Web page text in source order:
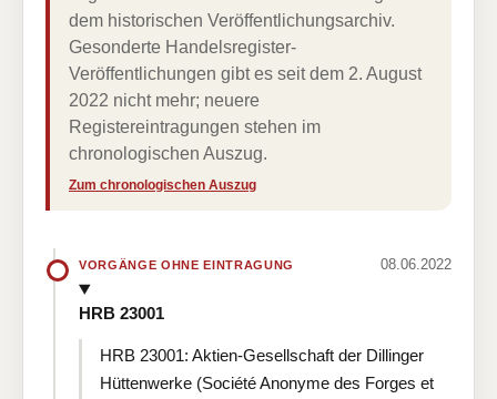
dem historischen Veröffentlichungsarchiv.
Gesonderte Handelsregister-
Veröffentlichungen gibt es seit dem 2. August
2022 nicht mehr; neuere
Registereintragungen stehen im
chronologischen Auszug.
Zum chronologischen Auszug
VORGÄNGE OHNE EINTRAGUNG 08.06.2022
HRB 23001
HRB 23001: Aktien-Gesellschaft der Dillinger
Hüttenwerke (Société Anonyme des Forges et